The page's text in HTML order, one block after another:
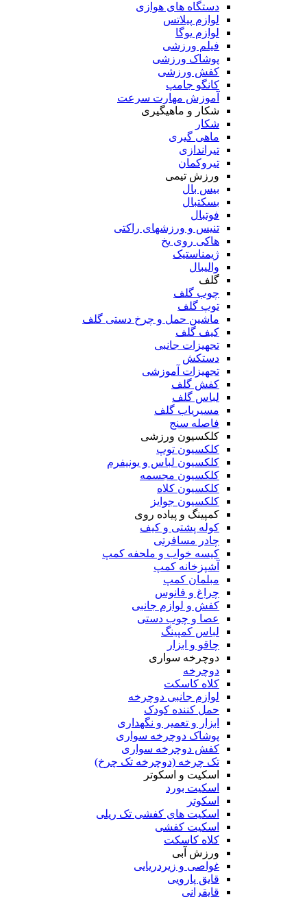
دستگاه های هوازی
لوازم پیلاتس
لوازم یوگا
فیلم ورزشی
پوشاک ورزشی
کفش ورزشی
کانگو جامپ
آموزش مهارت سرعت
شکار و ماهیگیری
شکار
ماهی گیری
تیراندازی
تیروکمان
ورزش تیمی
بیس بال
بسکتبال
فوتبال
تنیس و ورزشهای راکتی
هاکی روی یخ
ژیمناستیک
والیبال
گلف
چوب گلف
توپ گلف
ماشین حمل و چرخ دستی گلف
کیف گلف
تجهیزات جانبی
دستکش
تجهیزات آموزشی
کفش گلف
لباس گلف
مسیریاب گلف
فاصله سنج
کلکسیون ورزشی
کلکسیون توپ
کلکسیون لباس و یونیفرم
کلکسیون مجسمه
کلکسیون کلاه
کلکسیون جوایز
کمپینگ و پیاده روی
کوله پشتی و کیف
چادر مسافرتی
کیسه خواب و ملحفه کمپ
آشپزخانه کمپ
مبلمان کمپ
چراغ و فانوس
کفش و لوازم جانبی
عصا و چوب دستی
لباس کمپینگ
چاقو و ابزار
دوچرخه سواری
دوچرخه
کلاه کاسکت
لوازم جانبی دوچرخه
حمل کننده کودک
ابزار و تعمیر و نگهداری
پوشاک دوچرخه سواری
کفش دوچرخه سواری
تک چرخه (دوچرخه تک چرخ)
اسکیت و اسکوتر
اسکیت بورد
اسکوتر
اسکیت های کفشی تک ریلی
اسکیت کفشی
کلاه کاسکت
ورزش آبی
غواصی و زیردریایی
قایق پارویی
قایقرانی